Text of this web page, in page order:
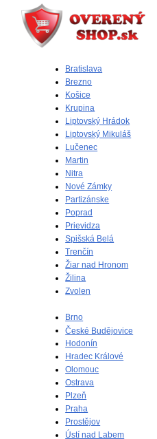
Bratislava
Brezno
Košice
Krupina
Liptovský Hrádok
Liptovský Mikuláš
Lučenec
Martin
Nitra
Nové Zámky
Partizánske
Poprad
Prievidza
Spišská Belá
Trenčín
Žiar nad Hronom
Žilina
Zvolen
Brno
České Budějovice
Hodonín
Hradec Králové
Olomouc
Ostrava
Plzeň
Praha
Prostějov
Ústí nad Labem